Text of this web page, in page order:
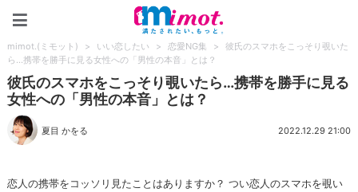
mimot.(ミモット) > いい恋したい > 恋愛NG集 >
彼氏のスマホをこっそり覗いた
ら…携帯を勝手に見る女性への「男性の本音」とは？
彼氏のスマホをこっそり覗いたら…携帯を勝手に見る
女性への「男性の本音」とは？
夏目 かをる 2022.12.29 21:00
恋人の携帯をコッソリ見たことはありますか？ つい恋人のスマホを覗い